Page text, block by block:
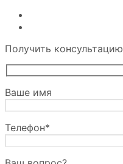
Получить консультацию
Ваше имя
Телефон*